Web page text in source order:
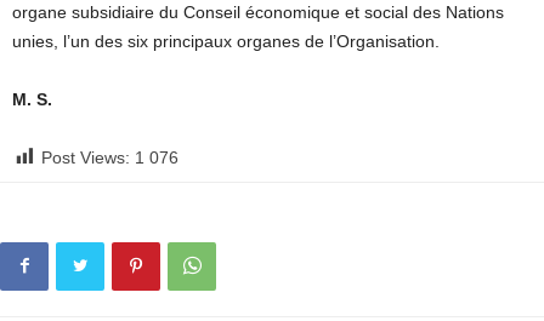
organe subsidiaire du Conseil économique et social des Nations
unies, l’un des six principaux organes de l’Organisation.
M. S.
Post Views: 1 076